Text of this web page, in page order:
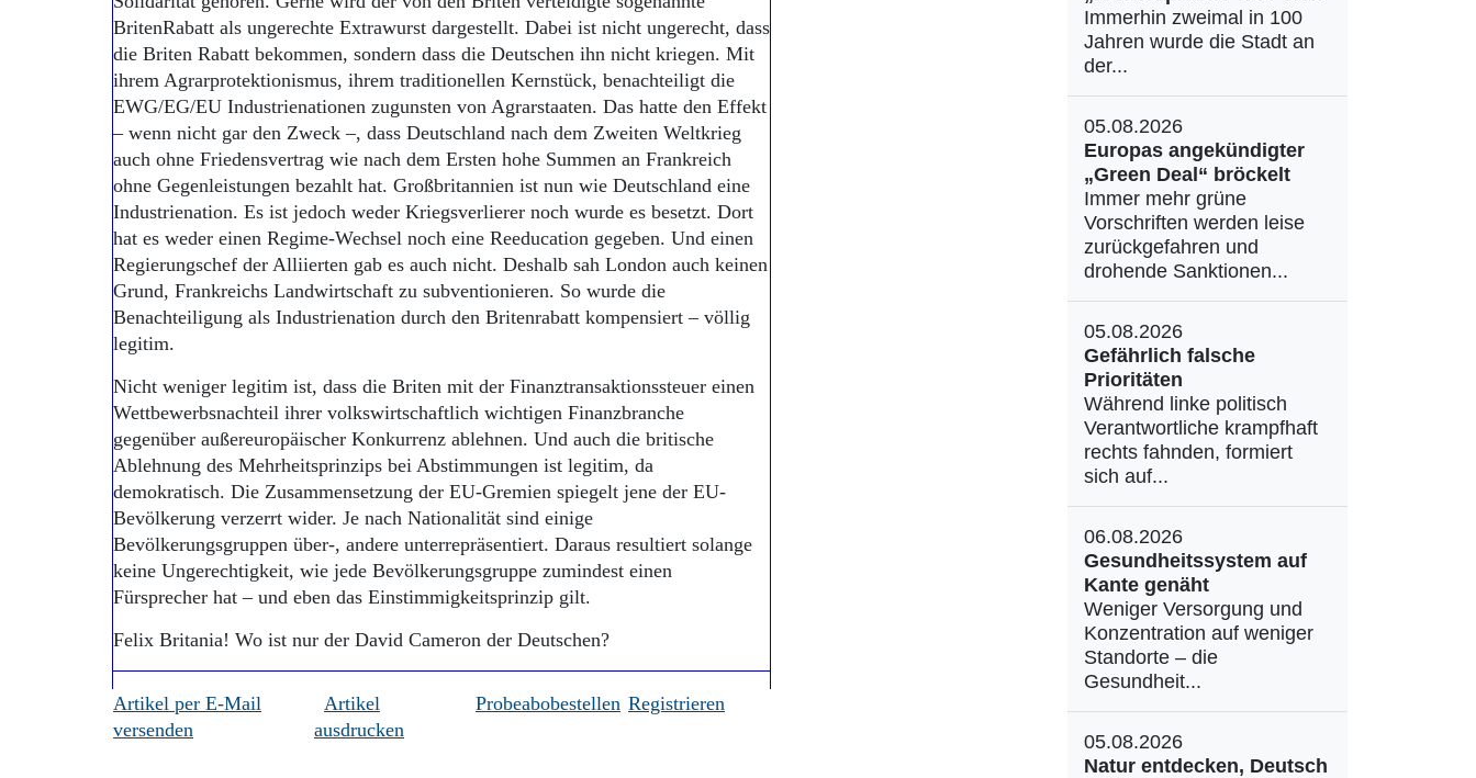
BritenRabatt als ungerechte Extrawurst dargestellt. Dabei ist nicht ungerecht, dass
die Briten Rabatt bekommen, sondern dass die Deutschen ihn nicht kriegen. Mit
ihrem Agrarprotektionismus, ihrem traditionellen Kernstück, benachteiligt die
EWG/EG/EU Industrienationen zugunsten von Agrarstaaten. Das hatte den Effekt
– wenn nicht gar den Zweck –, dass Deutschland nach dem Zweiten Weltkrieg
auch ohne Friedensvertrag wie nach dem Ersten hohe Summen an Frankreich
ohne Gegenleistungen bezahlt hat. Großbritannien ist nun wie Deutschland eine
Industrienation. Es ist jedoch weder Kriegsverlierer noch wurde es besetzt. Dort
hat es weder einen Regime-Wechsel noch eine Reeducation gegeben. Und einen
Regierungschef der Alliierten gab es auch nicht. Deshalb sah London auch keinen
Grund, Frankreichs Landwirtschaft zu subventionieren. So wurde die
Benachteiligung als Industrienation durch den Britenrabatt kompensiert – völlig
legitim.
Nicht weniger legitim ist, dass die Briten mit der Finanztransaktionssteuer einen
Wettbewerbsnachteil ihrer volkswirtschaftlich wichtigen Finanzbranche
gegenüber außereuropäischer Konkurrenz ablehnen. Und auch die britische
Ablehnung des Mehrheitsprinzips bei Abstimmungen ist legitim, da
demokratisch. Die Zusammensetzung der EU-Gremien spiegelt jene der EU-
Bevölkerung verzerrt wider. Je nach Nationalität sind einige
Bevölkerungsgruppen über-, andere unterrepräsentiert. Daraus resultiert solange
keine Ungerechtigkeit, wie jede Bevölkerungsgruppe zumindest einen
Fürsprecher hat – und eben das Einstimmigkeitsprinzip gilt.
Felix Britania! Wo ist nur der David Cameron der Deutschen?
Artikel per E-Mail
versenden
Artikel
ausdrucken
Probeabobestellen Registrieren
Immerhin zweimal in 100
Jahren wurde die Stadt an
der...
05.08.2026
Europas angekündigter
„Green Deal“ bröckelt
Immer mehr grüne
Vorschriften werden leise
zurückgefahren und
drohende Sanktionen...
05.08.2026
Gefährlich falsche
Prioritäten
Während linke politisch
Verantwortliche krampfhaft
rechts fahnden, formiert
sich auf...
06.08.2026
Gesundheitssystem auf
Kante genäht
Weniger Versorgung und
Konzentration auf weniger
Standorte – die
Gesundheit...
05.08.2026
Natur entdecken, Deutsch